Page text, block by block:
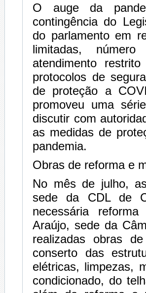
O auge da
contingência do
do parlamento em
limitadas,
atendimento
protocolos de
de proteção a
promoveu uma
discutir com
as medidas de
pandemia.
Obras de reforma e
No mês de julho,
sede da CDL de
necessária
Araújo, sede da
realizadas obras
conserto das
elétricas, limpezas,
condicionado, do